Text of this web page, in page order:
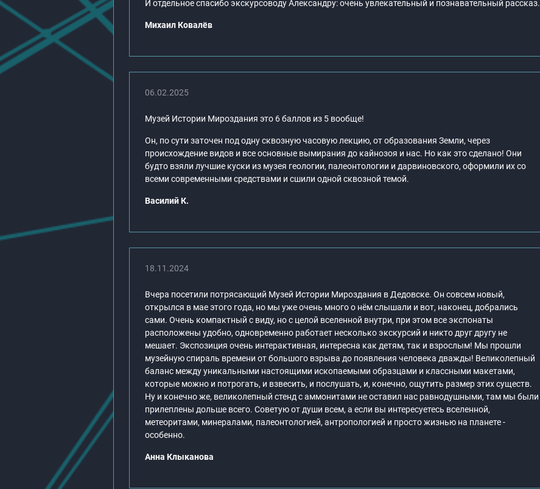
И отдельное спасибо экскурсоводу Александру: очень увлекательный и познавательный рассказ.
Михаил Ковалёв
06.02.2025
Музей Истории Мироздания это 6 баллов из 5 вообще!
Он, по сути заточен под одну сквозную часовую лекцию, от образования Земли, через
происхождение видов и все основные вымирания до кайнозоя и нас. Но как это сделано! Они
будто взяли лучшие куски из музея геологии, палеонтологии и дарвиновского, оформили их со
всеми современными средствами и сшили одной сквозной темой.
Василий К.
18.11.2024
Вчера посетили потрясающий Музей Истории Мироздания в Дедовске. Он совсем новый,
открылся в мае этого года, но мы уже очень много о нём слышали и вот, наконец, добрались
сами. Очень компактный с виду, но с целой вселенной внутри, при этом все экспонаты
расположены удобно, одновременно работает несколько экскурсий и никто друг другу не
мешает. Экспозиция очень интерактивная, интересна как детям, так и взрослым! Мы прошли
музейную спираль времени от большого взрыва до появления человека дважды! Великолепный
баланс между уникальными настоящими ископаемыми образцами и классными макетами,
которые можно и потрогать, и взвесить, и послушать, и, конечно, ощутить размер этих существ.
Ну и конечно же, великолепный стенд с аммонитами не оставил нас равнодушными, там мы были
прилеплены дольше всего. Советую от души всем, а если вы интересуетесь вселенной,
метеоритами, минералами, палеонтологией, антропологией и просто жизнью на планете -
особенно.
Анна Клыканова